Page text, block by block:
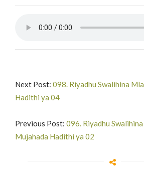
Next Post: 098. Riyadhu Swalihina
Hadithi ya 04
Previous Post: 096. Riyadhu
Mujahada Hadithi ya 02